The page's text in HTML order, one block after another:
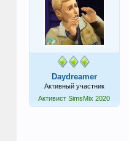
Daydreamer
Активный участник
Активист SimsMix 2020